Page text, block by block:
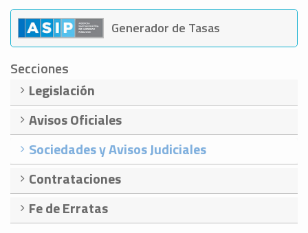
Generador de Tasas
Secciones
Legislación
Avisos Oficiales
Sociedades y Avisos Judiciales
Contrataciones
Fe de Erratas